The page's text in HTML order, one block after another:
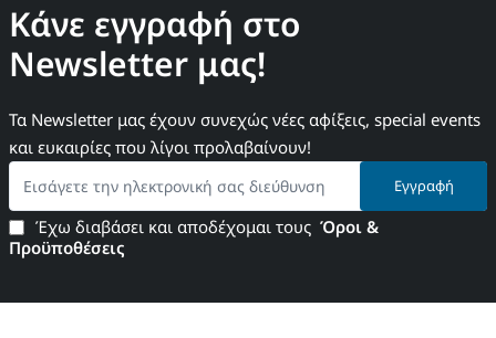
Κάνε εγγραφή στο
Newsletter μας!
Τα Newsletter μας έχουν συνεχώς νέες αφίξεις, special events
και ευκαιρίες που λίγοι προλαβαίνουν!
Εισάγετε
την
ηλεκτρονική
σας
διεύθυνση
Εγγραφή
Έχω διαβάσει και αποδέχομαι τους Όροι &
Προϋποθέσεις